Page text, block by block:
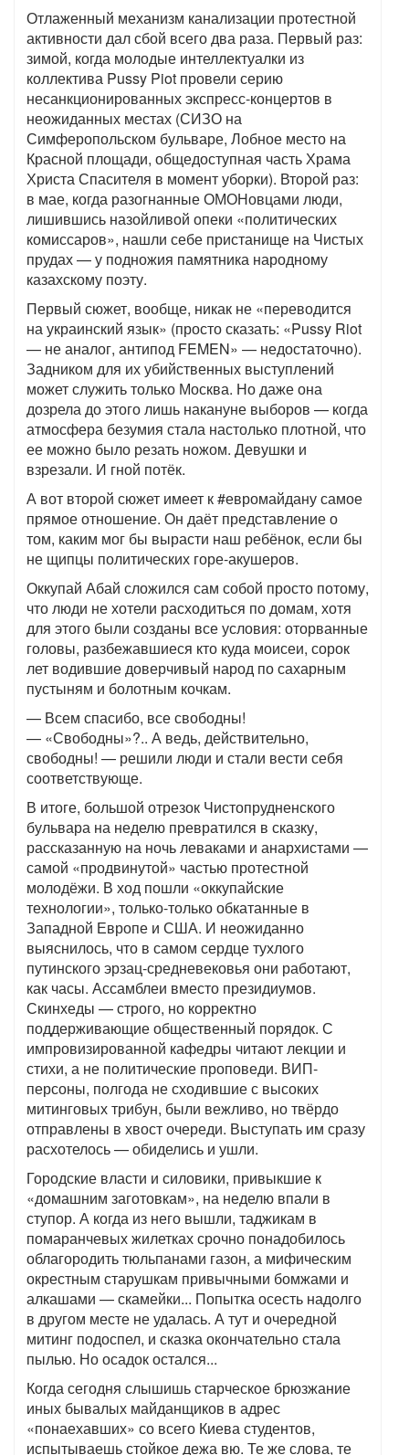
Отлаженный механизм канализации протестной
активности дал сбой всего два раза. Первый раз:
зимой, когда молодые интеллектуалки из
коллектива Pussy Piot провели серию
несанкционированных экспресс-концертов в
неожиданных местах (СИЗО на
Симферопольском бульваре, Лобное место на
Красной площади, общедоступная часть Храма
Христа Спасителя в момент уборки). Второй раз:
в мае, когда разогнанные ОМОНовцами люди,
лишившись назойливой опеки «политических
комиссаров», нашли себе пристанище на Чистых
прудах — у подножия памятника народному
казахскому поэту.
Первый сюжет, вообще, никак не «переводится
на украинский язык» (просто сказать: «Pussy Riot
— не аналог, антипод FEMEN» — недостаточно).
Задником для их убийственных выступлений
может служить только Москва. Но даже она
дозрела до этого лишь накануне выборов — когда
атмосфера безумия стала настолько плотной, что
ее можно было резать ножом. Девушки и
взрезали. И гной потёк.
А вот второй сюжет имеет к #евромайдану самое
прямое отношение. Он даёт представление о
том, каким мог бы вырасти наш ребёнок, если бы
не щипцы политических горе-акушеров.
Оккупай Абай сложился сам собой просто потому,
что люди не хотели расходиться по домам, хотя
для этого были созданы все условия: оторванные
головы, разбежавшиеся кто куда моисеи, сорок
лет водившие доверчивый народ по сахарным
пустыням и болотным кочкам.
— Всем спасибо, все свободны!
— «Свободны»?.. А ведь, действительно,
свободны! — решили люди и стали вести себя
соответствующе.
В итоге, большой отрезок Чистопрудненского
бульвара на неделю превратился в сказку,
рассказанную на ночь леваками и анархистами —
самой «продвинутой» частью протестной
молодёжи. В ход пошли «оккупайские
технологии», только-только обкатанные в
Западной Европе и США. И неожиданно
выяснилось, что в самом сердце тухлого
путинского эрзац-средневековья они работают,
как часы. Ассамблеи вместо президиумов.
Скинхеды — строго, но корректно
поддерживающие общественный порядок. С
импровизированной кафедры читают лекции и
стихи, а не политические проповеди. ВИП-
персоны, полгода не сходившие с высоких
митинговых трибун, были вежливо, но твёрдо
отправлены в хвост очереди. Выступать им сразу
расхотелось — обиделись и ушли.
Городские власти и силовики, привыкшие к
«домашним заготовкам», на неделю впали в
ступор. А когда из него вышли, таджикам в
помаранчевых жилетках срочно понадобилось
облагородить тюльпанами газон, а мифическим
окрестным старушкам привычными бомжами и
алкашами — скамейки... Попытка осесть надолго
в другом месте не удалась. А тут и очередной
митинг подоспел, и сказка окончательно стала
пылью. Но осадок остался...
Когда сегодня слышишь старческое брюзжание
иных бывалых майданщиков в адрес
«понаехавших» со всего Киева студентов,
испытываешь стойкое дежа вю. Те же слова, те